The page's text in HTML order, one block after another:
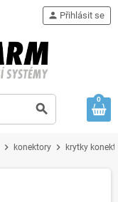
search
person Přihlásit se
0
chevron_right konektory chevron_right krytky